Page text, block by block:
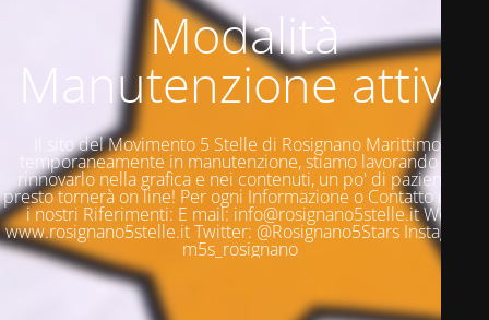
Modalità
Manutenzione attiva
Il sito del Movimento 5 Stelle di Rosignano Marittimo è
temporaneamente in manutenzione, stiamo lavorando per
rinnovarlo nella grafica e nei contenuti, un po' di pazienza e
presto tornerà on line! Per ogni Informazione o Contatto questi
i nostri Riferimenti: E mail: info@rosignano5stelle.it Web:
www.rosignano5stelle.it Twitter: @Rosignano5Stars Instagram:
m5s_rosignano